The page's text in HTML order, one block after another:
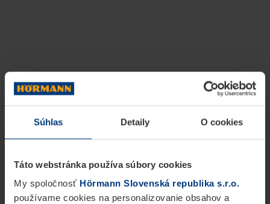
Súhlas Detaily O cookies
Táto webstránka používa súbory cookies
My spoločnosť Hörmann Slovenská republika s.r.o.
používame cookies na personalizovanie obsahov a